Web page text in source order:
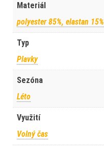
Materiál
polyester 85%, elastan 15%
Typ
Plavky
Sezóna
Léto
Využití
Volný čas